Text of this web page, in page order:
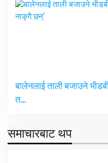
बालेनलाई ताली बजाउने
त…
समाचारबाट थप